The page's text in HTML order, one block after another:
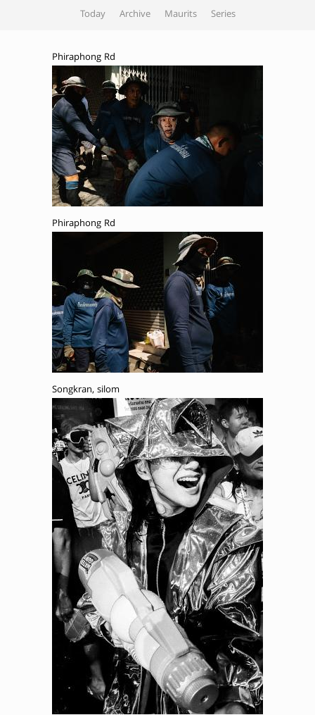
Today Archive Maurits Series
Phiraphong Rd
Phiraphong Rd
Songkran, silom